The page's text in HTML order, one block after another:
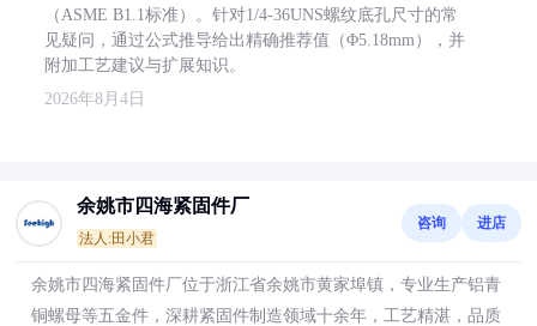
（ASME B1.1标准）。针对1/4-36UNS螺纹底孔尺寸的常
见疑问，通过公式推导给出精确推荐值（Φ5.18mm），并
附加工艺建议与扩展知识。
2026年8月4日
余姚市四海紧固件厂
法人:田小君
咨询 进店
余姚市四海紧固件厂位于浙江省余姚市黄家埠镇，专业生产铝青
铜螺母等五金件，深耕紧固件制造领域十余年，工艺精湛，品质